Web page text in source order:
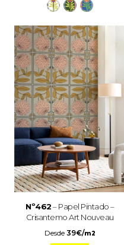
Nº462– Papel Pintado –
Crisantemo Art Nouveau
Desde 39€/m2